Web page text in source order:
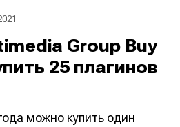
Group Buy
25 плагинов
можно купить один